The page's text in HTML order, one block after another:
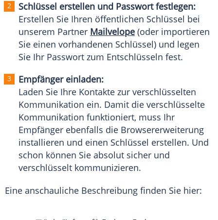
Schlüssel erstellen und Passwortfestlegen:
Erstellen Sie Ihren öffentlichen Schlüssel bei
unserem Partner Mailvelope (oder importieren
Sie einen vorhandenen Schlüssel) und legen
Sie Ihr Passwort zum Entschlüsseln fest.
Empfänger einladen:
Laden Sie Ihre Kontakte zur verschlüsselten
Kommunikation ein. Damit die verschlüsselte
Kommunikation funktioniert, muss Ihr
Empfänger ebenfalls die Browsererweiterung
installieren und einen Schlüssel erstellen. Und
schon können Sie absolut sicher und
verschlüsselt kommunizieren.
Eine anschauliche Beschreibung finden Sie hier: